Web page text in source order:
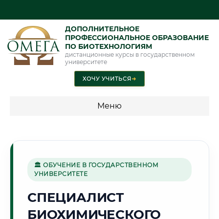
ДОПОЛНИТЕЛЬНОЕ
ПРОФЕССИОНАЛЬНОЕ ОБРАЗОВАНИЕ
ПО БИОТЕХНОЛОГИЯМ
дистанционные курсы в государственном
университете
ХОЧУ УЧИТЬСЯ➜
Меню
⛪
Г. ВЛАДИМИР
🏛 ОБУЧЕНИЕ В ГОСУДАРСТВЕННОМ
УНИВЕРСИТЕТЕ
СПЕЦИАЛИСТ
БИОХИМИЧЕСКОГО